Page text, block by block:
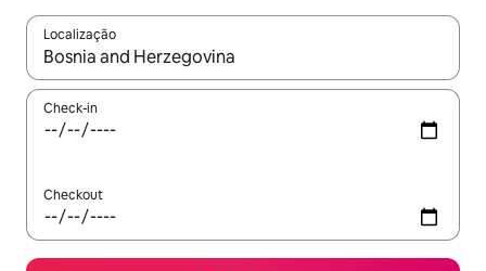
Localização
Quando os resultados estiverem disponíveis, explore-os
Check-in
Checkout